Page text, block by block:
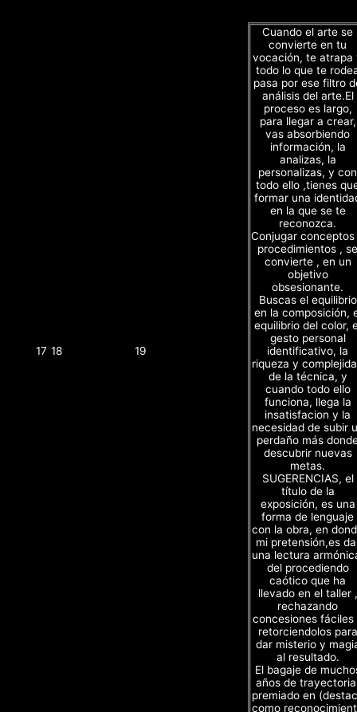
17 18 19
Cuando el arte se
convierte en tu
vocación, te atrapa
todo lo que te
pasa por ese filtro
análisis del arte.El
proceso es largo,
para llegar a crear,
vas absorbiendo
información, la
analizas, la
personalizas, y con
todo ello ,tienes
formar una
en la que se te
reconozca.
Conjugar
procedimientos , se
convierte , en un
objetivo
obsesionante.
Buscas el equilibrio
en la composición,
equilibrio del color,
gesto personal
identificativo, la
riqueza y
de la técnica, y
cuando todo ello
funciona, llega la
insatisfacion y la
necesidad de subir
perdaño más
descubrir nuevas
metas.
SUGERENCIAS, el
título de la
exposición, es una
forma de lenguaje
con la obra, en
mi pretensión,es
una lectura
del procediendo
caótico que ha
llevado en el taller ,
rechazando
concesiones fáciles
retorciendolos para
dar misterio y
al resultado.
El bagaje de
años de
premiado en
como